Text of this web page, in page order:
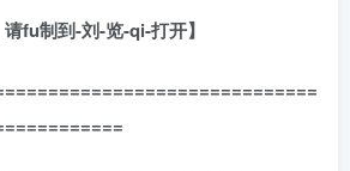
fu制到-刘-览-qi-打开】